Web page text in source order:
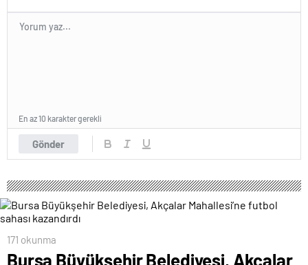
Gönder
En az 10 karakter gerekli
171 okunma
Bursa Büyükşehir Belediyesi, Akçalar